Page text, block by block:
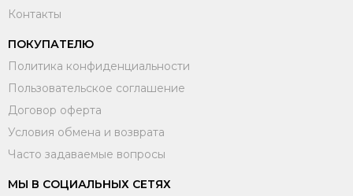
Контакты
ПОКУПАТЕЛЮ
Политика конфиденциальности
Пользовательское соглашение
Договор оферта
Условия обмена и возврата
Часто задаваемые вопросы
МЫ В СОЦИАЛЬНЫХ СЕТЯХ